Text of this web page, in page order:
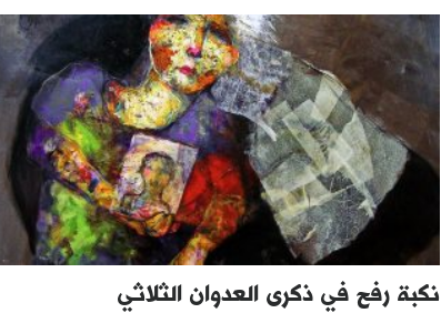
نكبة رفح في ذكرى العدوان الثلاثي